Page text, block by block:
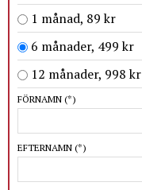
1 månad, 89 kr
6 månader, 499 kr
12 månader, 998 kr
FÖRNAMN (*)
EFTERNAMN (*)